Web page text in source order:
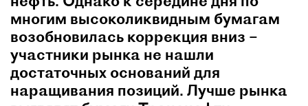
многим высоколиквидным бумагам
возобновилась коррекция вниз –
участники рынка не нашли
достаточных оснований для
наращивания позиций. Лучше рынка